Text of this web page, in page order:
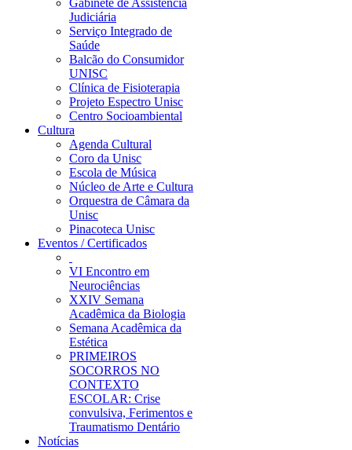
Gabinete de Assistência
Judiciária
Serviço Integrado de
Saúde
Balcão do Consumidor
UNISC
Clínica de Fisioterapia
Projeto Espectro Unisc
Centro Socioambiental
Cultura
Agenda Cultural
Coro da Unisc
Escola de Música
Núcleo de Arte e Cultura
Orquestra de Câmara da
Unisc
Pinacoteca Unisc
Eventos / Certificados
VI Encontro em
Neurociências
XXIV Semana
Acadêmica da Biologia
Semana Acadêmica da
Estética
PRIMEIROS
SOCORROS NO
CONTEXTO
ESCOLAR: Crise
convulsiva, Ferimentos e
Traumatismo Dentário
Notícias